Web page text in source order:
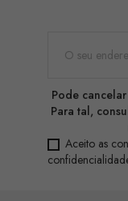
Pode
Para tal,
Aceito as